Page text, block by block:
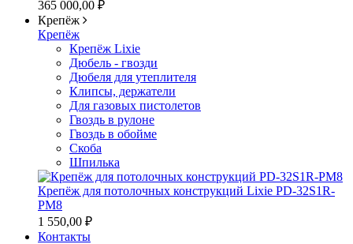
365 000,00 ₽
Крепёж
Крепёж
Крепёж Lixie
Дюбель - гвозди
Дюбеля для утеплителя
Клипсы, держатели
Для газовых пистолетов
Гвоздь в рулоне
Гвоздь в обойме
Скоба
Шпилька
Крепёж для потолочных конструкций Lixie PD-32S1R-
PM8
1 550,00 ₽
Контакты